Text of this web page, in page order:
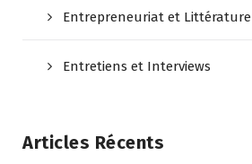
Entrepreneuriat et Littérature
Entretiens et Interviews
Articles Récents